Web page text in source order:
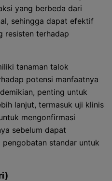
yang berbeda dari
sehingga dapat efektif
resisten terhadap
tanaman talok
potensi manfaatnya
penting untuk
lanjut, termasuk uji klinis
mengonfirmasi
sebelum dapat
standar untuk